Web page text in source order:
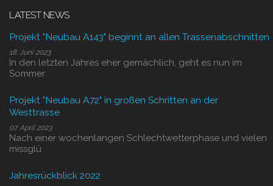
LATEST NEWS
Projekt "Neubau A143" beginnt an allen Trassenabschnitten
18. Juni 2023
In den letzten Jahres eher gemächlich, geht es nun im
Sommer
Projekt "Neubau A72" in großen Schritten an der
Westtrasse
07. April 2023
Nach einer wochenlangen Schlechtwetterphase und vielen
missglü
Jahresrückblick 2022